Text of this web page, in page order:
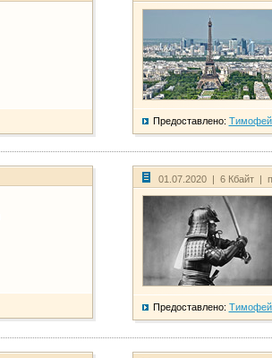
Предоставлено: Тимофей
01.07.2020 | 6 Кбайт |
Предоставлено: Тимофей